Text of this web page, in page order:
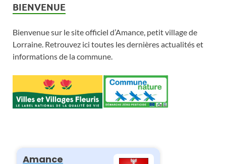
BIENVENUE
Bienvenue sur le site officiel d’Amance, petit village de
Lorraine. Retrouvez ici toutes les dernières actualités et
informations de la commune.